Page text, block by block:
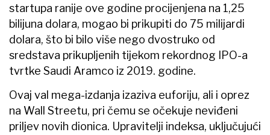
startupa ranije ove godine procijenjena na 1,25
bilijuna dolara, mogao bi prikupiti do 75 milijardi
dolara, što bi bilo više nego dvostruko od
sredstava prikupljenih tijekom rekordnog IPO-a
tvrtke Saudi Aramco iz 2019. godine.
Ovaj val mega-izdanja izaziva euforiju, ali i oprez
na Wall Streetu, pri čemu se očekuje neviđeni
priljev novih dionica. Upravitelji indeksa, uključujući